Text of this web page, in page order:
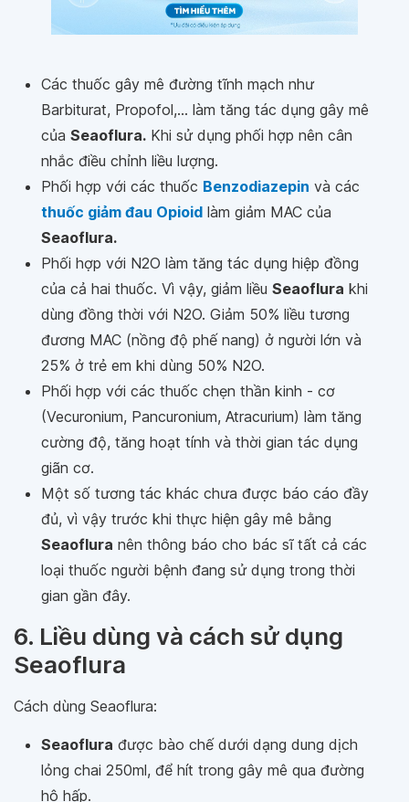
Các thuốc gây mê đường tĩnh mạch như
Barbiturat, Propofol,... làm tăng tác dụng gây mê
của Seaoflura. Khi sử dụng phối hợp nên cân
nhắc điều chỉnh liều lượng.
Phối hợp với các thuốc Benzodiazepin và các
thuốc giảm đau Opioid làm giảm MAC của
Seaoflura.
Phối hợp với N2O làm tăng tác dụng hiệp đồng
của cả hai thuốc. Vì vậy, giảm liều Seaoflura khi
dùng đồng thời với N2O. Giảm 50% liều tương
đương MAC (nồng độ phế nang) ở người lớn và
25% ở trẻ em khi dùng 50% N2O.
Phối hợp với các thuốc chẹn thần kinh - cơ
(Vecuronium, Pancuronium, Atracurium) làm tăng
cường độ, tăng hoạt tính và thời gian tác dụng
giãn cơ.
Một số tương tác khác chưa được báo cáo đầy
đủ, vì vậy trước khi thực hiện gây mê bằng
Seaoflura nên thông báo cho bác sĩ tất cả các
loại thuốc người bệnh đang sử dụng trong thời
gian gần đây.
6. Liều dùng và cách sử dụng
Seaoflura
Cách dùng Seaoflura:
Seaoflura được bào chế dưới dạng dung dịch
lỏng chai 250ml, để hít trong gây mê qua đường
hô hấp.